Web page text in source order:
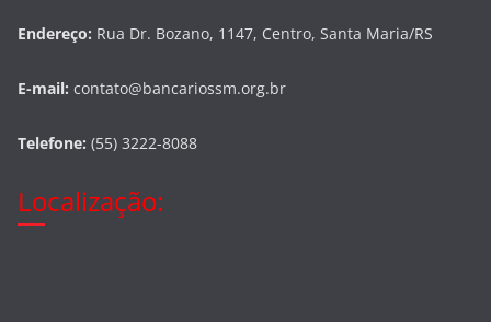
Endereço: Rua Dr. Bozano, 1147, Centro, Santa Maria/RS
E-mail: contato@bancariossm.org.br
Telefone: (55) 3222-8088
Localização: